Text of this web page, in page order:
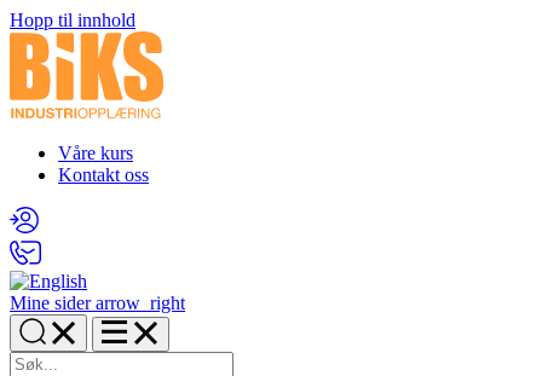
Hopp til innhold
Våre kurs
Kontakt oss
Mine sider arrow_right